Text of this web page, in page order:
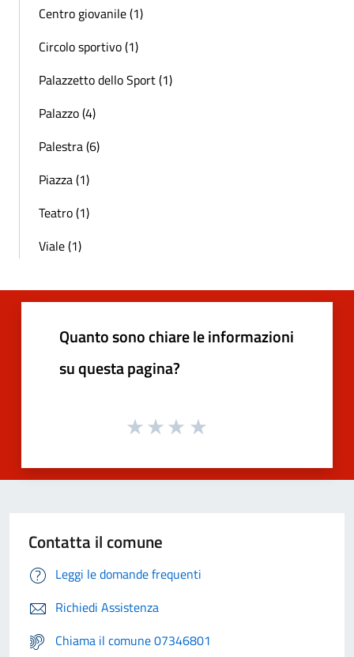
Centro giovanile (1)
Circolo sportivo (1)
Palazzetto dello Sport (1)
Palazzo (4)
Palestra (6)
Piazza (1)
Teatro (1)
Viale (1)
Quanto sono chiare le informazioni
su questa pagina?
Contatta il comune
Leggi le domande frequenti
Richiedi Assistenza
Chiama il comune 07346801